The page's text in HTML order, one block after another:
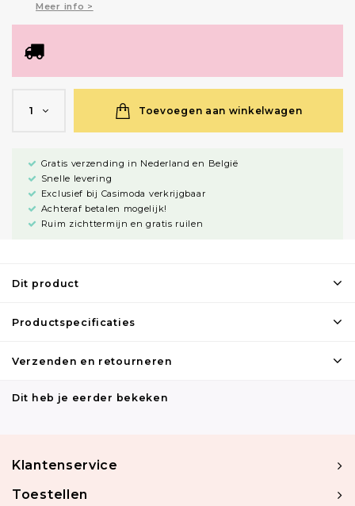
Meer info >
1 Toevoegen aan winkelwagen
Gratis verzending in Nederland en België
Snelle levering
Exclusief bij Casimoda verkrijgbaar
Achteraf betalen mogelijk!
Ruim zichttermijn en gratis ruilen
Dit product
Productspecificaties
Verzenden en retourneren
Dit heb je eerder bekeken
Klantenservice
Toestellen